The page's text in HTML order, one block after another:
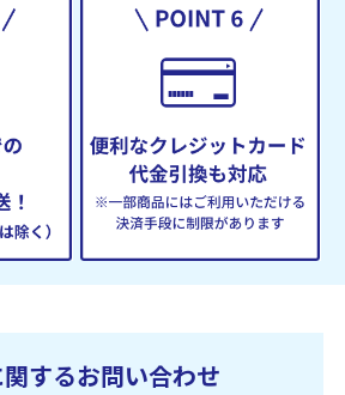
するお問い合わせ